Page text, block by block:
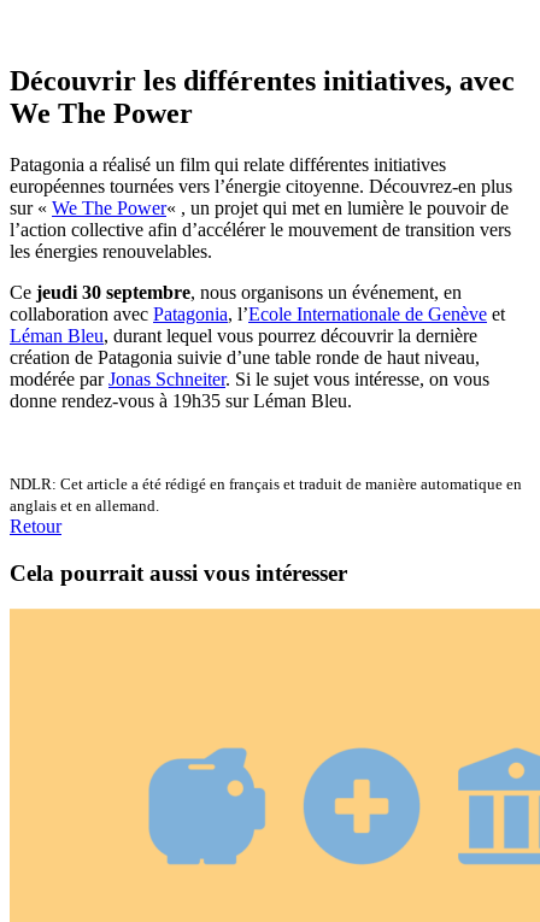
Découvrir les différentes initiatives, avec
We The Power
Patagonia a réalisé un film qui relate différentes initiatives
européennes tournées vers l’énergie citoyenne. Découvrez-en plus
sur « We The Power« , un projet qui met en lumière le pouvoir de
l’action collective afin d’accélérer le mouvement de transition vers
les énergies renouvelables.
Ce jeudi 30 septembre, nous organisons un événement, en
collaboration avec Patagonia, l’Ecole Internationale de Genève et
Léman Bleu, durant lequel vous pourrez découvrir la dernière
création de Patagonia suivie d’une table ronde de haut niveau,
modérée parJonas Schneiter. Si le sujet vous intéresse, on vous
donne rendez-vous à 19h35 sur Léman Bleu.
NDLR: Cet article a été rédigé en français et traduit de manière automatique en
anglais et en allemand.
Retour
Cela pourrait aussi vous intéresser